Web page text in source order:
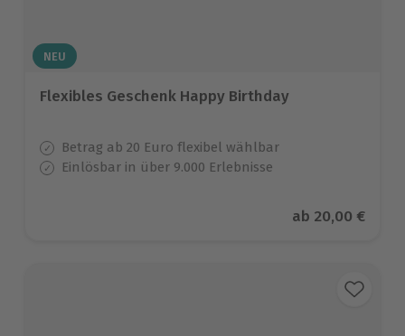
NEU
Flexibles Geschenk Happy Birthday
Betrag ab 20 Euro flexibel wählbar
Einlösbar in über 9.000 Erlebnisse
Aktueller Preis
ab 20,00 €